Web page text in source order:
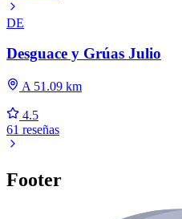
DE
Desguace y Grúas Julio
A 51.09 km
4.5
61 reseñas
Footer